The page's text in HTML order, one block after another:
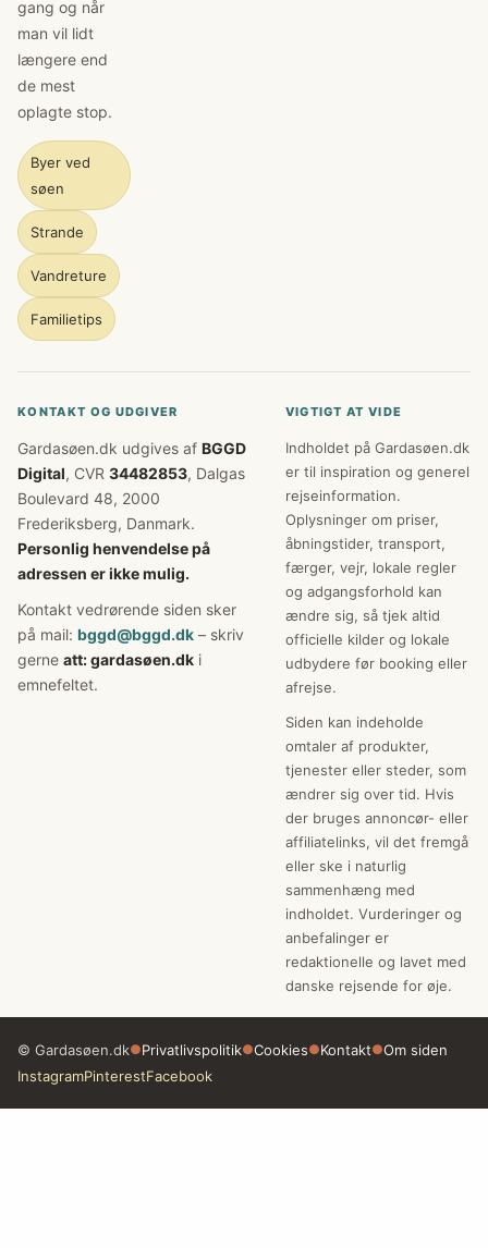
gang og når
man vil lidt
længere end
de mest
oplagte stop.
Byer ved
søen
Strande
Vandreture
Familietips
KONTAKT OG UDGIVER
Gardasøen.dk udgives af BGGD
Digital, CVR 34482853, Dalgas
Boulevard 48, 2000
Frederiksberg, Danmark.
Personlig henvendelse på
adressen er ikke mulig.
Kontakt vedrørende siden sker
på mail: bggd@bggd.dk – skriv
gerne att: gardasøen.dk i
emnefeltet.
VIGTIGT AT VIDE
Indholdet på Gardasøen.dk
er til inspiration og generel
rejseinformation.
Oplysninger om priser,
åbningstider, transport,
færger, vejr, lokale regler
og adgangsforhold kan
ændre sig, så tjek altid
officielle kilder og lokale
udbydere før booking eller
afrejse.
Siden kan indeholde
omtaler af produkter,
tjenester eller steder, som
ændrer sig over tid. Hvis
der bruges annoncør- eller
affiliatelinks, vil det fremgå
eller ske i naturlig
sammenhæng med
indholdet. Vurderinger og
anbefalinger er
redaktionelle og lavet med
danske rejsende for øje.
© Gardasøen.dk●Privatlivspolitik●Cookies●Kontakt●Om siden
InstagramPinterestFacebook